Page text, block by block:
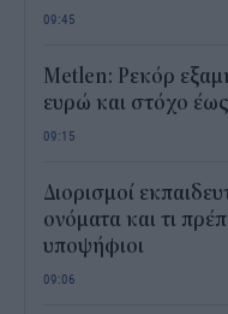
09:45
Metlen: Ρεκόρ
ευρώ και στόχο έως
09:15
Διορισμοί
ονόματα και τι
υποψήφιοι
09:06